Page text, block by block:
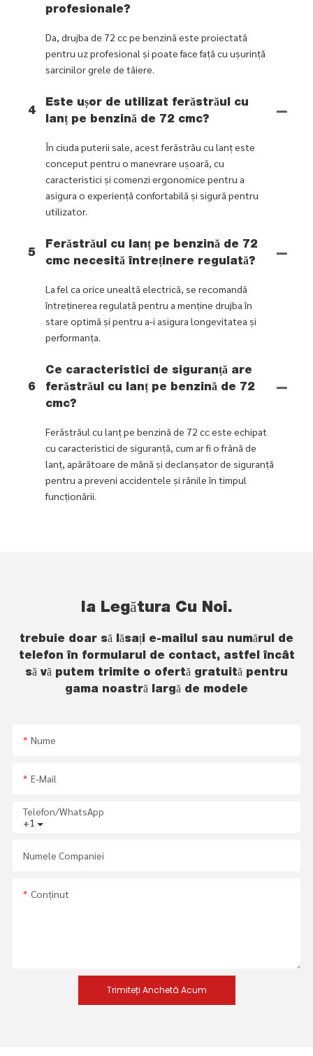
profesionale?
Da, drujba de 72 cc pe benzină este proiectată
pentru uz profesional și poate face față cu ușurință
sarcinilor grele de tăiere.
4
Este ușor de utilizat ferăstrăul cu
lanț pe benzină de 72 cmc?
În ciuda puterii sale, acest ferăstrău cu lanț este
conceput pentru o manevrare ușoară, cu
caracteristici și comenzi ergonomice pentru a
asigura o experiență confortabilă și sigură pentru
utilizator.
5
Ferăstrăul cu lanț pe benzină de 72
cmc necesită întreținere regulată?
La fel ca orice unealtă electrică, se recomandă
întreținerea regulată pentru a menține drujba în
stare optimă și pentru a-i asigura longevitatea și
performanța.
6
Ce caracteristici de siguranță are
ferăstrăul cu lanț pe benzină de 72
cmc?
Ferăstrăul cu lanț pe benzină de 72 cc este echipat
cu caracteristici de siguranță, cum ar fi o frână de
lanț, apărătoare de mână și declanșator de siguranță
pentru a preveni accidentele și rănile în timpul
funcționării.
Ia Legătura Cu Noi.
trebuie doar să lăsați e-mailul sau numărul de
telefon în formularul de contact, astfel încât
să vă putem trimite o ofertă gratuită pentru
gama noastră largă de modele
Nume
E-Mail
+1
Telefon/WhatsApp
Numele Companiei
Conţinut
Trimiteți Anchetă Acum